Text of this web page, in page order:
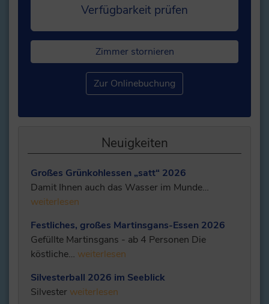
Verfügbarkeit prüfen
Zimmer stornieren
Zur Onlinebuchung
Neuigkeiten
Großes Grünkohlessen „satt“ 2026
Damit Ihnen auch das Wasser im Munde…
weiterlesen
Festliches, großes Martinsgans-Essen 2026
Gefüllte Martinsgans - ab 4 Personen Die
köstliche… weiterlesen
Silvesterball 2026 im Seeblick
Silvester weiterlesen